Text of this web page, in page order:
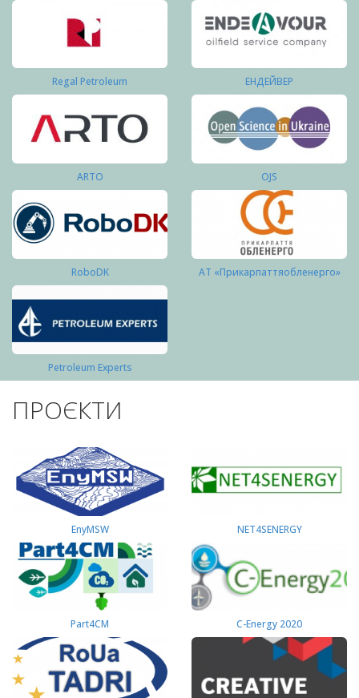
Regal Petroleum ЕНДЕЙВЕР
ARTO OJS
RoboDK АТ «Прикарпаттяобленерго»
Petroleum Experts
ПРОЄКТИ
EnyMSW NET4SENERGY
Part4СМ C-Energy 2020